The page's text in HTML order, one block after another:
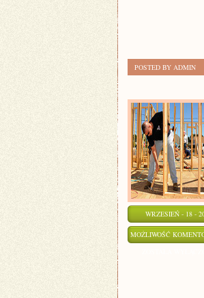
POSTED BY ADMIN
WRZESIEŃ - 18 -
MOŻLIWOŚĆ